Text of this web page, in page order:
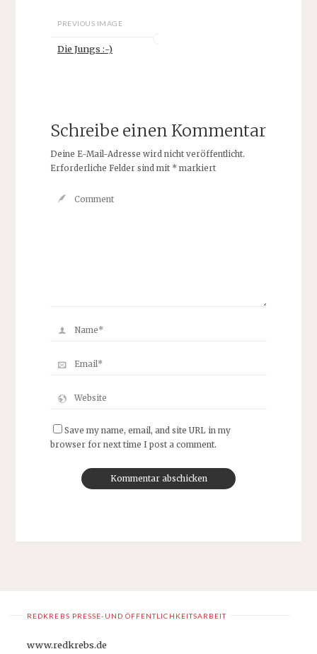
PREVIOUS IMAGE
Die Jungs :-)
Schreibe einen Kommentar
Deine E-Mail-Adresse wird nicht veröffentlicht.
Erforderliche Felder sind mit *markiert
Save my name, email, and site URL in my
browser for next time I post a comment.
REDKREBS PRESSE-UND ÖFFENTLICHKEITSARBEIT
www.redkrebs.de